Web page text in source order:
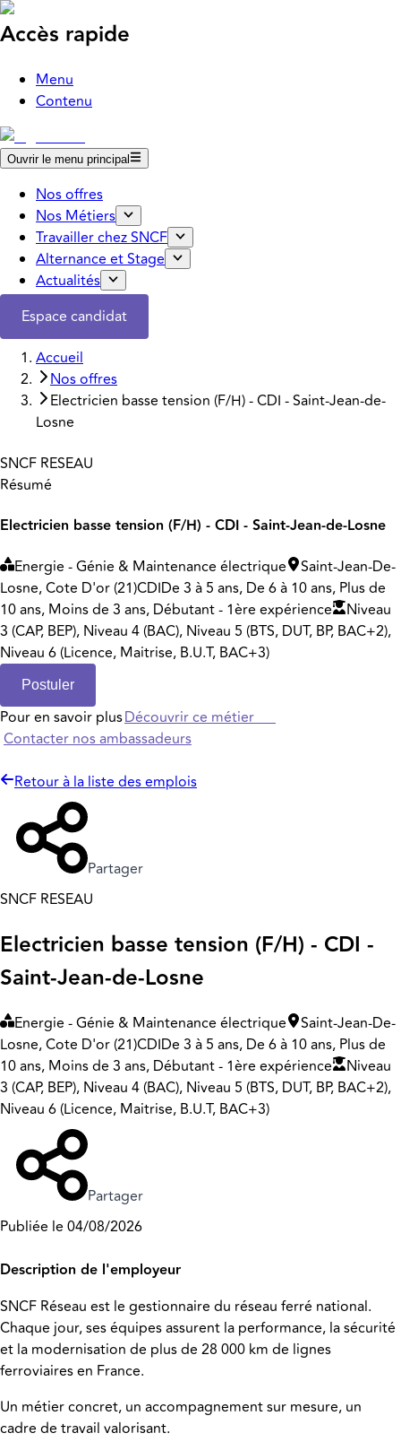
Accès rapide
Menu
Contenu
Ouvrir le menu principal
Nos offres
Nos Métiers
Travailler chez SNCF
Alternance et Stage
Actualités
Espace candidat
Accueil
Nos offres
Electricien basse tension (F/H) - CDI - Saint-Jean-de-
Losne
SNCF RESEAU
Résumé
Electricien basse tension (F/H) - CDI - Saint-Jean-de-Losne
Energie - Génie & Maintenance électrique
Saint-Jean-De-
Losne, Cote D'or (21)CDIDe 3 à 5 ans, De 6 à 10 ans, Plus de
10 ans, Moins de 3 ans, Débutant - 1ère expérience
Niveau
3 (CAP, BEP), Niveau 4 (BAC), Niveau 5 (BTS, DUT, BP, BAC+2),
Niveau 6 (Licence, Maitrise, B.U.T, BAC+3)
Postuler
Pour en savoir plusDécouvrir ce métier
Contacter nos ambassadeurs
Retour à la liste des emplois
Partager
SNCF RESEAU
Electricien basse tension (F/H) - CDI -
Saint-Jean-de-Losne
Energie - Génie & Maintenance électrique
Saint-Jean-De-
Losne, Cote D'or (21)CDIDe 3 à 5 ans, De 6 à 10 ans, Plus de
10 ans, Moins de 3 ans, Débutant - 1ère expérience
Niveau
3 (CAP, BEP), Niveau 4 (BAC), Niveau 5 (BTS, DUT, BP, BAC+2),
Niveau 6 (Licence, Maitrise, B.U.T, BAC+3)
Partager
Publiée le 04/08/2026
Description de l'employeur
SNCF Réseau est le gestionnaire du réseau ferré national.
Chaque jour, ses équipes assurent la performance, la sécurité
et la modernisation de plus de 28 000 km de lignes
ferroviaires en France.
Un métier concret, un accompagnement sur mesure, un
cadre de travail valorisant.